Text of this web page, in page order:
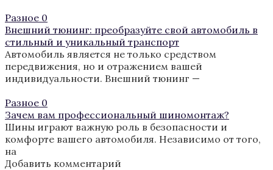
Разное 0
Внешний тюнинг: преобразуйте свой автомобиль в
стильный и уникальный транспорт
Автомобиль является не только средством
передвижения, но и отражением вашей
индивидуальности. Внешний тюнинг —
Разное 0
Зачем вам профессиональный шиномонтаж?
Шины играют важную роль в безопасности и
комфорте вашего автомобиля. Независимо от того,
на
Добавить комментарий